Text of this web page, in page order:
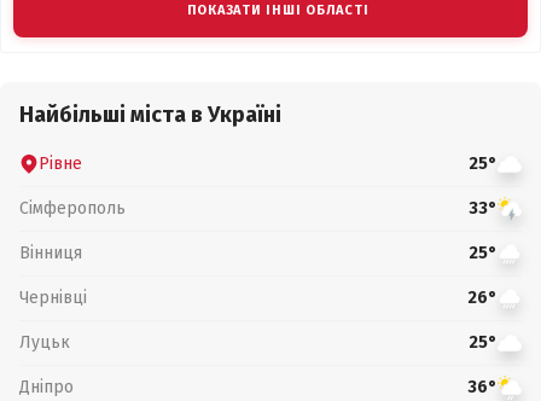
ПОКАЗАТИ ІНШІ ОБЛАСТІ
Найбільші міста в Україні
Рівне 25°
Сімферополь 33°
Вінниця 25°
Чернівці 26°
Луцьк 25°
Дніпро 36°